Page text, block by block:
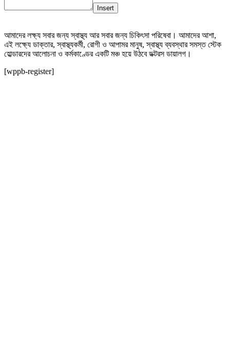
Insert
আমাদের লক্ষ্য সবার জন্য স্বাস্থ্য আর সবার জন্য চিকিৎসা পরিষেবা। আমাদের আশা,
এই লক্ষ্যে ডাক্তার, স্বাস্থ্যকর্মী, রোগী ও আপামর মানুষ, স্বাস্থ্য ব্যবস্থার সমস্ত স্টেক
হোল্ডারদের আলোচনা ও কর্মকাণ্ডের একটি মঞ্চ হয়ে উঠবে ডক্টরস ডায়ালগ।
[wppb-register]